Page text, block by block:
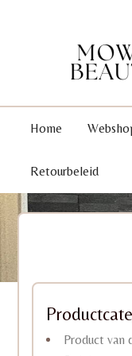
Home
Retourbeleid
Product van